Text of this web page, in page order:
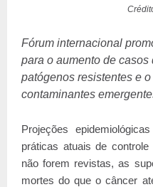
Fórum internacional
para o aumento de
patógenos resistentes e
contaminantes
Projeções
práticas atuais de
não forem revistas, as
mortes do que o câncer